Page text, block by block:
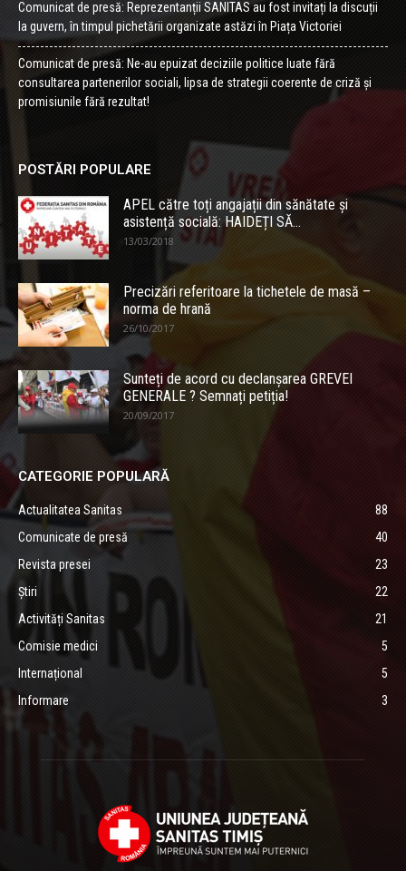
Comunicat de presă: Reprezentanții SANITAS au fost invitați la discuții
la guvern, în timpul pichetării organizate astăzi în Piața Victoriei
Comunicat de presă: Ne-au epuizat deciziile politice luate fără
consultarea partenerilor sociali, lipsa de strategii coerente de criză și
promisiunile fără rezultat!
POSTĂRI POPULARE
APEL către toți angajații din sănătate și
asistență socială: HAIDEȚI SĂ...
13/03/2018
Precizări referitoare la tichetele de masă –
norma de hrană
26/10/2017
Sunteți de acord cu declanșarea GREVEI
GENERALE ? Semnați petiția!
20/09/2017
CATEGORIE POPULARĂ
Actualitatea Sanitas
88
Comunicate de presă
40
Revista presei
23
Știri
22
Activități Sanitas
21
Comisie medici
5
Internațional
5
Informare
3